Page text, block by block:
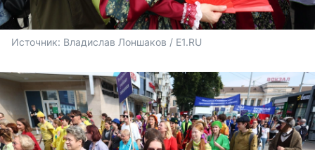
Источник: Владислав Лоншаков / E1.RU